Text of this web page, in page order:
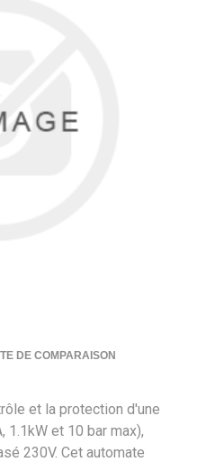
DE COMPARAISON
et la protection d'une
1.1kW et 10 bar max),
230V. Cet automate